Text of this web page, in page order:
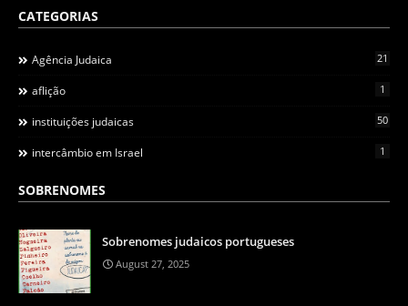
CATEGORIAS
Agência Judaica 21
aflição 1
instituições judaicas 50
intercâmbio em Israel 1
SOBRENOMES
Sobrenomes judaicos portugueses
August 27, 2025